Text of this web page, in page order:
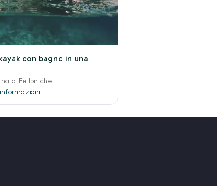
con bagno in una
di Felloniche